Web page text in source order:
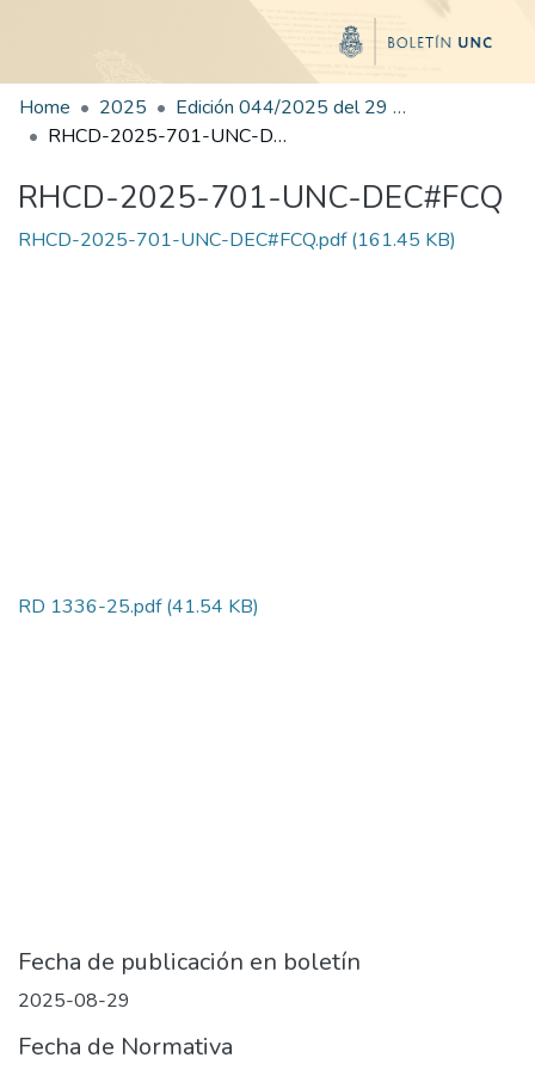
Home 2025
Edición 044/2025 del 29 de agosto de 2025
RHCD-2025-701-UNC-DEC#FCQ
RHCD-2025-701-UNC-DEC#FCQ
RHCD-2025-701-UNC-DEC#FCQ.pdf(161.45 KB)
RD 1336-25.pdf(41.54 KB)
Fecha de publicación en boletín
2025-08-29
Fecha de Normativa